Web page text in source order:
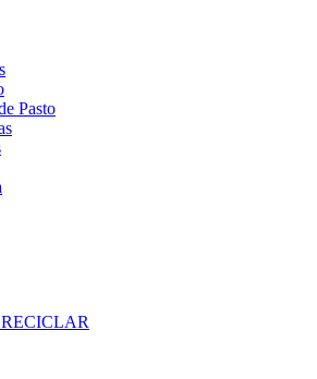
Pasto